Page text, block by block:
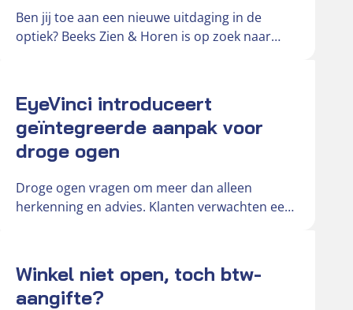
Ben jij toe aan een nieuwe uitdaging in de
optiek? Beeks Zien & Horen is op zoek naar
EyeVinci introduceert
geïntegreerde aanpak voor
droge ogen
Droge ogen vragen om meer dan alleen
herkenning en advies. Klanten verwachten een
Winkel niet open, toch btw-
aangifte?